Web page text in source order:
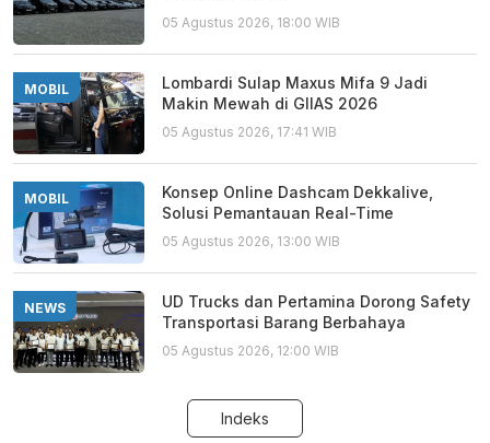
05 Agustus 2026, 18:00 WIB
MOBIL
Lombardi Sulap Maxus Mifa 9 Jadi
Makin Mewah di GIIAS 2026
05 Agustus 2026, 17:41 WIB
MOBIL
Konsep Online Dashcam Dekkalive,
Solusi Pemantauan Real-Time
05 Agustus 2026, 13:00 WIB
NEWS
UD Trucks dan Pertamina Dorong Safety
Transportasi Barang Berbahaya
05 Agustus 2026, 12:00 WIB
Indeks